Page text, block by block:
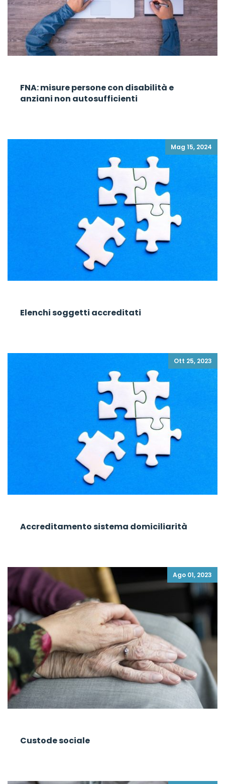
FNA: misure persone con disabilità e
anziani non autosufficienti
Mag 15, 2024
Elenchi soggetti accreditati
Ott 25, 2023
Accreditamento sistema domiciliarità
Ago 01, 2023
Custode sociale